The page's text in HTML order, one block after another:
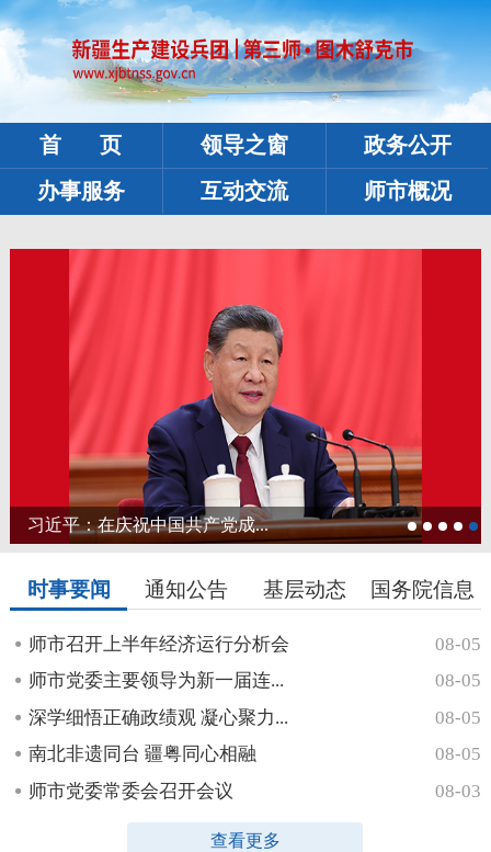
首 页 领导之窗
政务公开
办事服务
互动交流 师市概况
习近平：在庆祝中国共产党成...
时事要闻 通知公告 基层动态 国务院信息
师市召开上半年经济运行分析会
08-05
师市党委主要领导为新一届连...
08-05
深学细悟正确政绩观 凝心聚力...
08-05
南北非遗同台 疆粤同心相融
08-05
师市党委常委会召开会议
08-03
查看更多